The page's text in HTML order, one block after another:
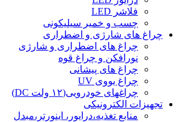
فلاشر LED
چسب و خمیر سیلیکونی
چراغ های شارژی و اضطراری
چراغ های اضطراری و شارژی
نورافکن و چراغ قوه
چراغ های پیشانی
چراغ یووی UV
چراغهای خودرویی(۱۲ ولت DC)
تجهیزات الکترونیکی
منابع تغذیه،درایور، اینورتر،مبدل